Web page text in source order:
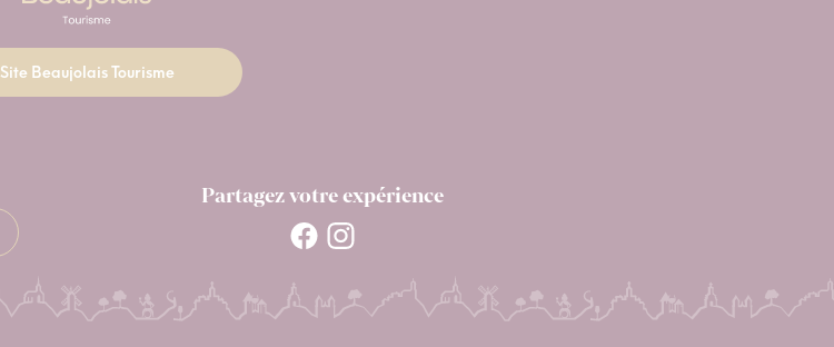
Site Beaujolais Tourisme
Partagez votre expérience